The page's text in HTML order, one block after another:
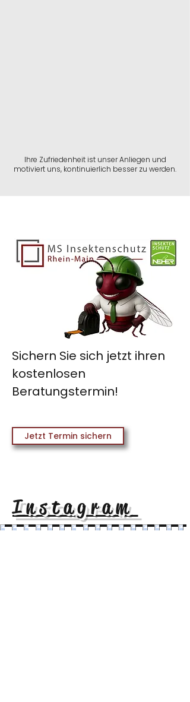
Ihre Zufriedenheit ist unser Anliegen und
motiviert uns, kontinuierlich besser zu werden.
Sichern Sie sich jetzt ihren
kostenlosen
Beratungstermin!
Jetzt Termin sichern
Instagram